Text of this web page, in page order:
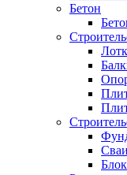
Бетон